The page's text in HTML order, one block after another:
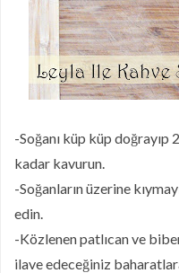
-Soğanı küp küp doğrayıp
kadar kavurun.
-Soğanların üzerine
edin.
-Közlenen patlıcan ve
ilave edeceğiniz